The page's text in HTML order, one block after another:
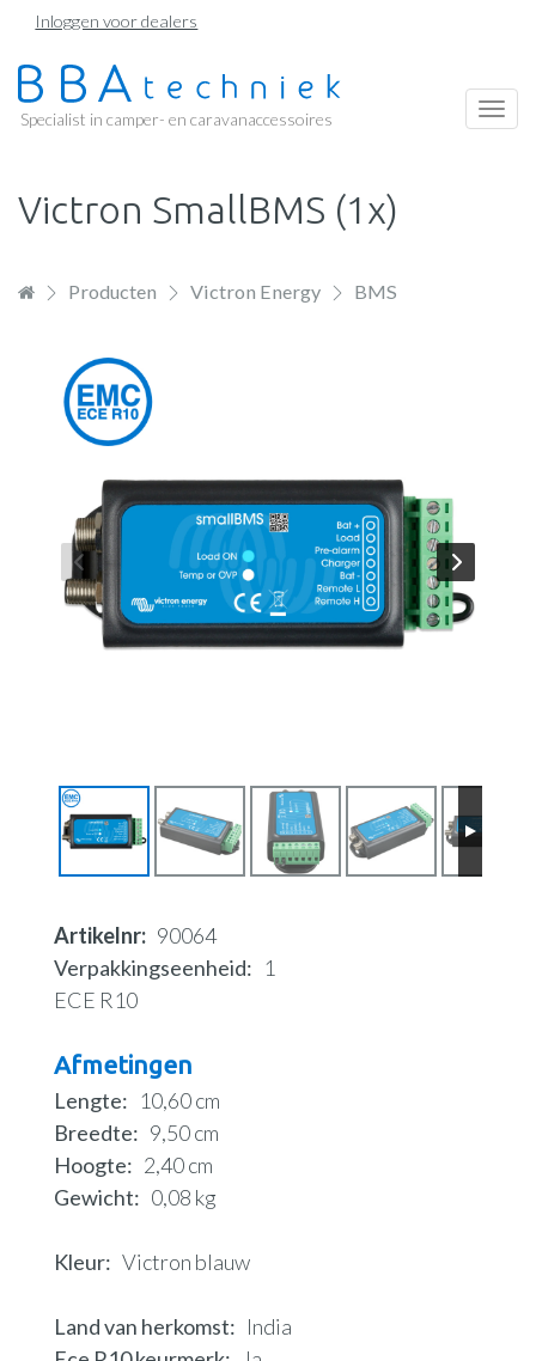
Overslaan
naar
de
Inloggen voor dealers
Specialist in camper- en caravanaccessoires
Victron SmallBMS (1x)
Producten Victron Energy BMS
Artikelnr
90064
Verpakkingseenheid
1
ECE R10
Afmetingen
Lengte
10,60 cm
Breedte
9,50 cm
Hoogte
2,40 cm
Gewicht
0,08 kg
Kleur Victron blauw
Land van herkomst
India